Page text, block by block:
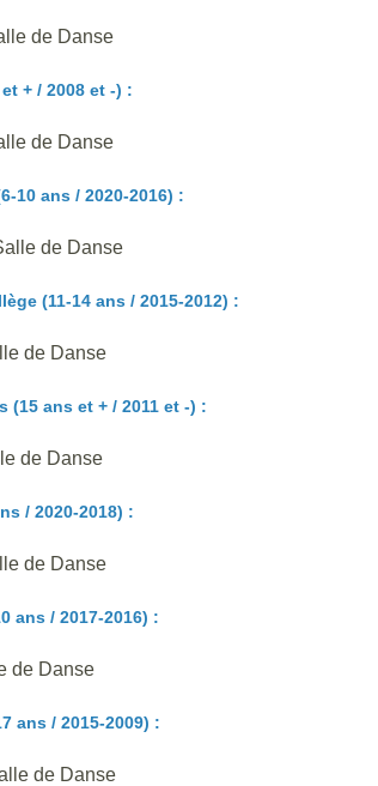
de Danse
+ / 2008 et -) :
de Danse
10 ans / 2020-2016) :
de Danse
(11-14 ans / 2015-2012) :
de Danse
(15 ans et + / 2011 et -) :
de Danse
/ 2020-2018) :
de Danse
ans / 2017-2016) :
de Danse
ans / 2015-2009) :
de Danse